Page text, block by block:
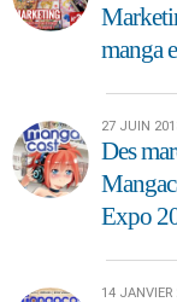
manga
27 JUIN
Des
Expo
14 JANVIER